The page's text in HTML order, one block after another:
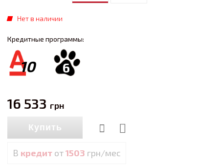
Нет в наличии
Кредитные программы:
10 6
16 533 грн
Купить
В кредит от1503 грн/мес